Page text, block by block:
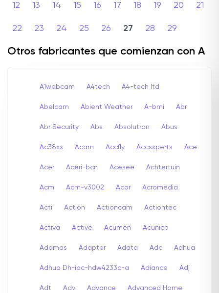
12 13 14 15 16 17 18 19 20 21
22 23 24 25 26 27 28 29
Otros fabricantes que comienzan con A
A1webcam A4tech A4-tech Itd
Abelcam Abient Weather A-bmi Abr
Abr Security Abs Absolutron Abus
Ac38xx Acam Accfly Accsxperts Ace
Acer Aceri-bcn Acesee Achtertuin
Acm Acm-v3002 Acor Acromedia
Acti Action Actioncam Actiontec
Activa Active Acumen Acunico
Adamas Adapter Adata Adc Adhua
Adhua Dh-ipc-hdw4233c-a Adiance Adj
Adt Adv Advance Advanced Home